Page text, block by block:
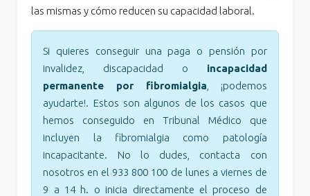
las mismas y cómo reducen su capacidad laboral.
Si quieres conseguir una paga o pensión por
invalidez, discapacidad o incapacidad
permanente por fibromialgia , ¡podemos
ayudarte!. Estos son algunos de los casos que
hemos conseguido en Tribunal Médico que
incluyen la fibromialgia como patología
incapacitante. No lo dudes, contacta con
nosotros en el 933 800 100 de lunes a viernes de
9 a 14 h. o inicia directamente el proceso de